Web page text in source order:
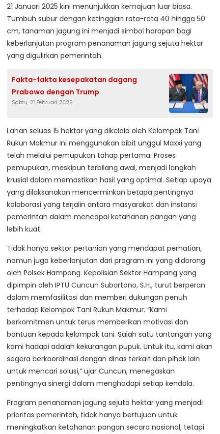
21 Januari 2025 kini menunjukkan kemajuan luar biasa.
Tumbuh subur dengan ketinggian rata-rata 40 hingga 50
cm, tanaman jagung ini menjadi simbol harapan bagi
keberlanjutan program penanaman jagung sejuta hektar
yang digulirkan pemerintah.
Fakta-fakta kesepakatan dagang
Prabowo dengan Trump
Sabtu, 21 Februari 2026
Lahan seluas 15 hektar yang dikelola oleh Kelompok Tani
Rukun Makmur ini menggunakan bibit unggul Maxxi yang
telah melalui pemupukan tahap pertama. Proses
pemupukan, meskipun terbilang awal, menjadi langkah
krusial dalam memastikan hasil yang optimal. Setiap upaya
yang dilaksanakan mencerminkan betapa pentingnya
kolaborasi yang terjalin antara masyarakat dan instansi
pemerintah dalam mencapai ketahanan pangan yang
lebih kuat.
Tidak hanya sektor pertanian yang mendapat perhatian,
namun juga keberlanjutan dari program ini yang didorong
oleh Polsek Hampang. Kepolisian Sektor Hampang yang
dipimpin oleh IPTU Cuncun Subartono, S.H., turut berperan
dalam memfasilitasi dan memberi dukungan penuh
terhadap Kelompok Tani Rukun Makmur. “Kami
berkomitmen untuk terus memberikan motivasi dan
bantuan kepada kelompok tani. Salah satu tantangan yang
kami hadapi adalah kekurangan pupuk. Untuk itu, kami akan
segera berkoordinasi dengan dinas terkait dan pihak lain
untuk mencari solusi,” ujar Cuncun, menegaskan
pentingnya sinergi dalam menghadapi setiap kendala.
Program penanaman jagung sejuta hektar yang menjadi
prioritas pemerintah, tidak hanya bertujuan untuk
meningkatkan ketahanan pangan secara nasional, tetapi